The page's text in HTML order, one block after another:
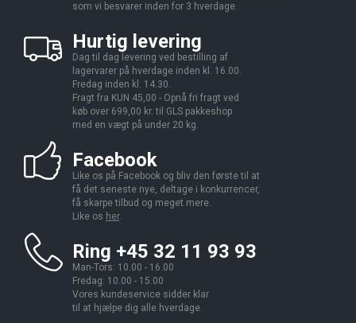
som vi besvarer inden for 3 hverdage.
Hurtig levering
Dag til dag levering ved bestilling af
lagervarer på hverdage inden kl. 16.00.
Fredag inden kl. 14.30.
Fragt fra KUN 45,00 - Opnå fri fragt ved
køb over 699,00 kr. til GLS pakkeshop
med en vægt på under 20 kg.
Facebook
Like os på Facebook og bliv den første til at
få det seneste nye, deltage i konkurrencer,
få skarpe tilbud og meget mere.
Like os her.
Ring +45 32 11 93 93
Man-Tors: 10.00 - 16.00
Fredag: 10.00 - 15.00
Vores kundeservice sidder klar
til at hjælpe dig alle hverdage.